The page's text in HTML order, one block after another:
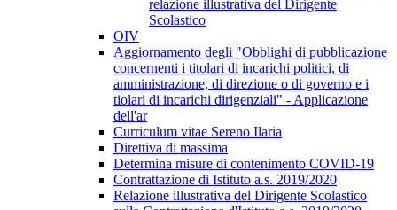
relazione illustrativa del Dirigente
Scolastico
OIV
Aggiornamento degli "Obblighi di pubblicazione
concernenti i titolari di incarichi politici, di
amministrazione, di direzione o di governo e i
tiolari di incarichi dirigenziali" - Applicazione
dell'ar
Curriculum vitae Sereno Ilaria
Direttiva di massima
Determina misure di contenimento COVID-19
Contrattazione di Istituto a.s. 2019/2020
Relazione illustrativa del Dirigente Scolastico